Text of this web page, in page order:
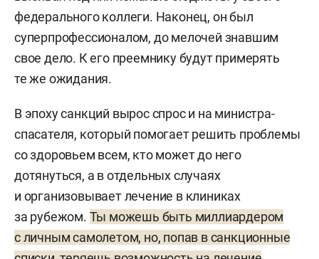
федерального коллеги. Наконец, он был
суперпрофессионалом, до мелочей знавшим
свое дело. К его преемнику будут примерять
те же ожидания.
В эпоху санкций вырос спрос и на министра-
спасателя, который помогает решить проблемы
со здоровьем всем, кто может до него
дотянуться, а в отдельных случаях
и организовывает лечение в клиниках
за рубежом. Ты можешь быть миллиардером
с личным самолетом, но, попав в санкционные